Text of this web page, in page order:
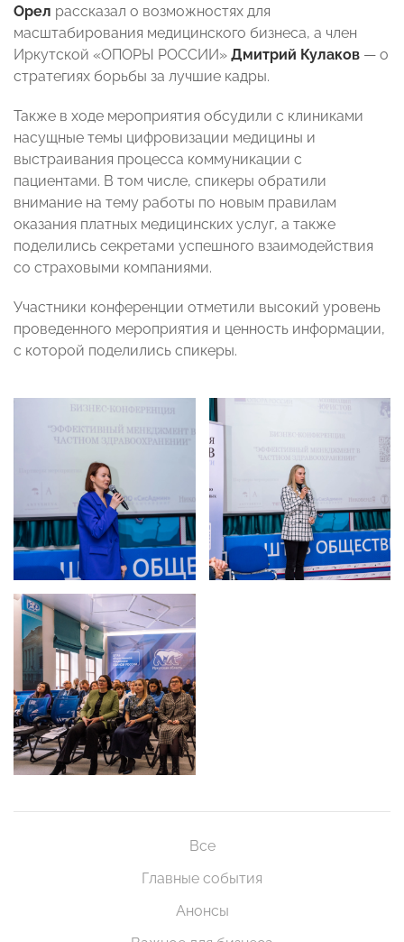
Орел рассказал о возможностях для
масштабирования медицинского бизнеса, а член
Иркутской «ОПОРЫ РОССИИ» Дмитрий Кулаков — о
стратегиях борьбы за лучшие кадры.
Также в ходе мероприятия обсудили с клиниками
насущные темы цифровизации медицины и
выстраивания процесса коммуникации с
пациентами. В том числе, спикеры обратили
внимание на тему работы по новым правилам
оказания платных медицинских услуг, а также
поделились секретами успешного взаимодействия
со страховыми компаниями.
Участники конференции отметили высокий уровень
проведенного мероприятия и ценность информации,
с которой поделились спикеры.
Все
Главные события
Анонсы